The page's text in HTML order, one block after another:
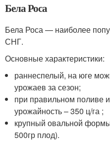
Бела Роса
Бела Роса — наиболее
СНГ.
Основные характеристики:
раннеспелый, на юге
урожаев за сезон;
при правильном поливе
урожайность – 350 ц/га ;
крупный овальной
500гр плод).